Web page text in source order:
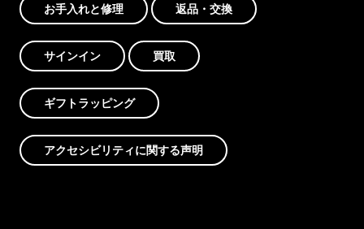
お手入れと修理 返品・交換
サインイン 買取
ギフトラッピング
アクセシビリティに関する声明